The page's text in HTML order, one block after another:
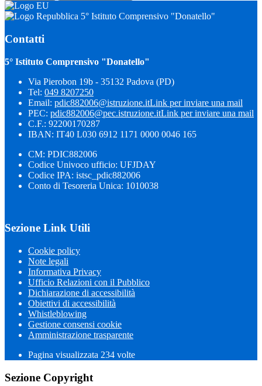
5° Istituto Comprensivo "Donatello"
Contatti
5° Istituto Comprensivo "Donatello"
Via Pierobon 19b - 35132 Padova (PD)
Tel: 049 8207250
Email: pdic882006@istruzione.itLink per inviare una mail
PEC: pdic882006@pec.istruzione.itLink per inviare una mail
C.F.: 92200170287
IBAN: IT40 L030 6912 1171 0000 0046 165
CM: PDIC882006
Codice Univoco ufficio: UFJDAY
Codice IPA: istsc_pdic882006
Conto di Tesoreria Unica: 1010038
Sezione Link Utili
Cookie policy
Note legali
Informativa Privacy
Ufficio Relazioni con il Pubblico
Dichiarazione di accessibilità
Obiettivi di accessibilità
Whistleblowing
Gestione consensi cookie
Amministrazione trasparente
Pagina visualizzata 234 volte
Sezione Copyright